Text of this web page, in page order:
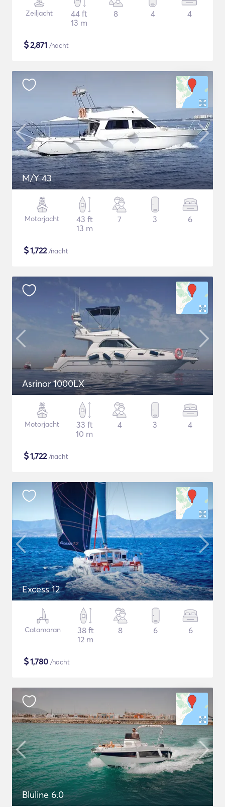
Zeiljacht
44 ft
13 m
8 4 4
$2,871 /nacht
M/Y 43
Motorjacht
43 ft
13 m
7 3 6
$1,722/nacht
Asrinor 1000LX
Motorjacht
33 ft
10 m
4 3 4
$1,722/nacht
Excess 12
Catamaran
38 ft
12 m
8 6 6
$1,780 /nacht
Bluline 6.0